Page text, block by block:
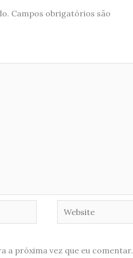
Campos obrigatórios são
Website
a próxima vez que eu comentar.